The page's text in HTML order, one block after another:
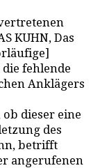
KUHN, Das
die fehlende
Anklägers
dieser eine
des
betrifft
angerufenen